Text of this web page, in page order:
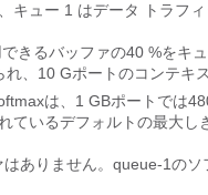
キュー 1 はデータ トラフィ
きるバッファの40 %をキ
、10 Gポートのコンテキ
は、1 GBポートでは
ているデフォルトの最大し
ありません。queue-1の